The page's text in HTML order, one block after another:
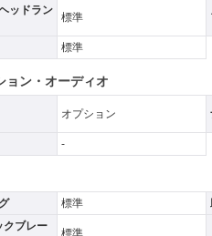
ッドラン
標準
標準
ョン・オーディオ
オプション
-
標準
クブレー
標準